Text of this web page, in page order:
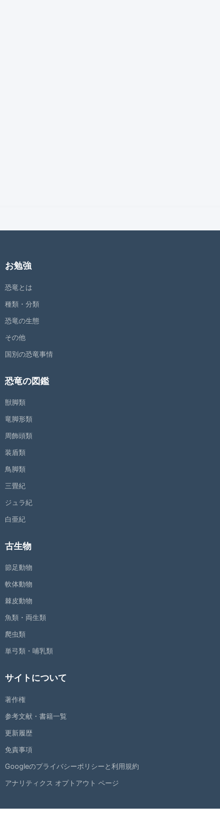
お勉強
恐竜とは
種類・分類
恐竜の生態
その他
国別の恐竜事情
恐竜の図鑑
獣脚類
竜脚形類
周飾頭類
装盾類
鳥脚類
三畳紀
ジュラ紀
白亜紀
古生物
節足動物
軟体動物
棘皮動物
魚類・両生類
爬虫類
単弓類・哺乳類
サイトについて
著作権
参考文献・書籍一覧
更新履歴
免責事項
Googleのプライバシーポリシーと利用規約
アナリティクス オプトアウト ページ